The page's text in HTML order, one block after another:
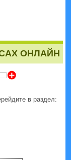
ОНЛАЙН
Z
в раздел: